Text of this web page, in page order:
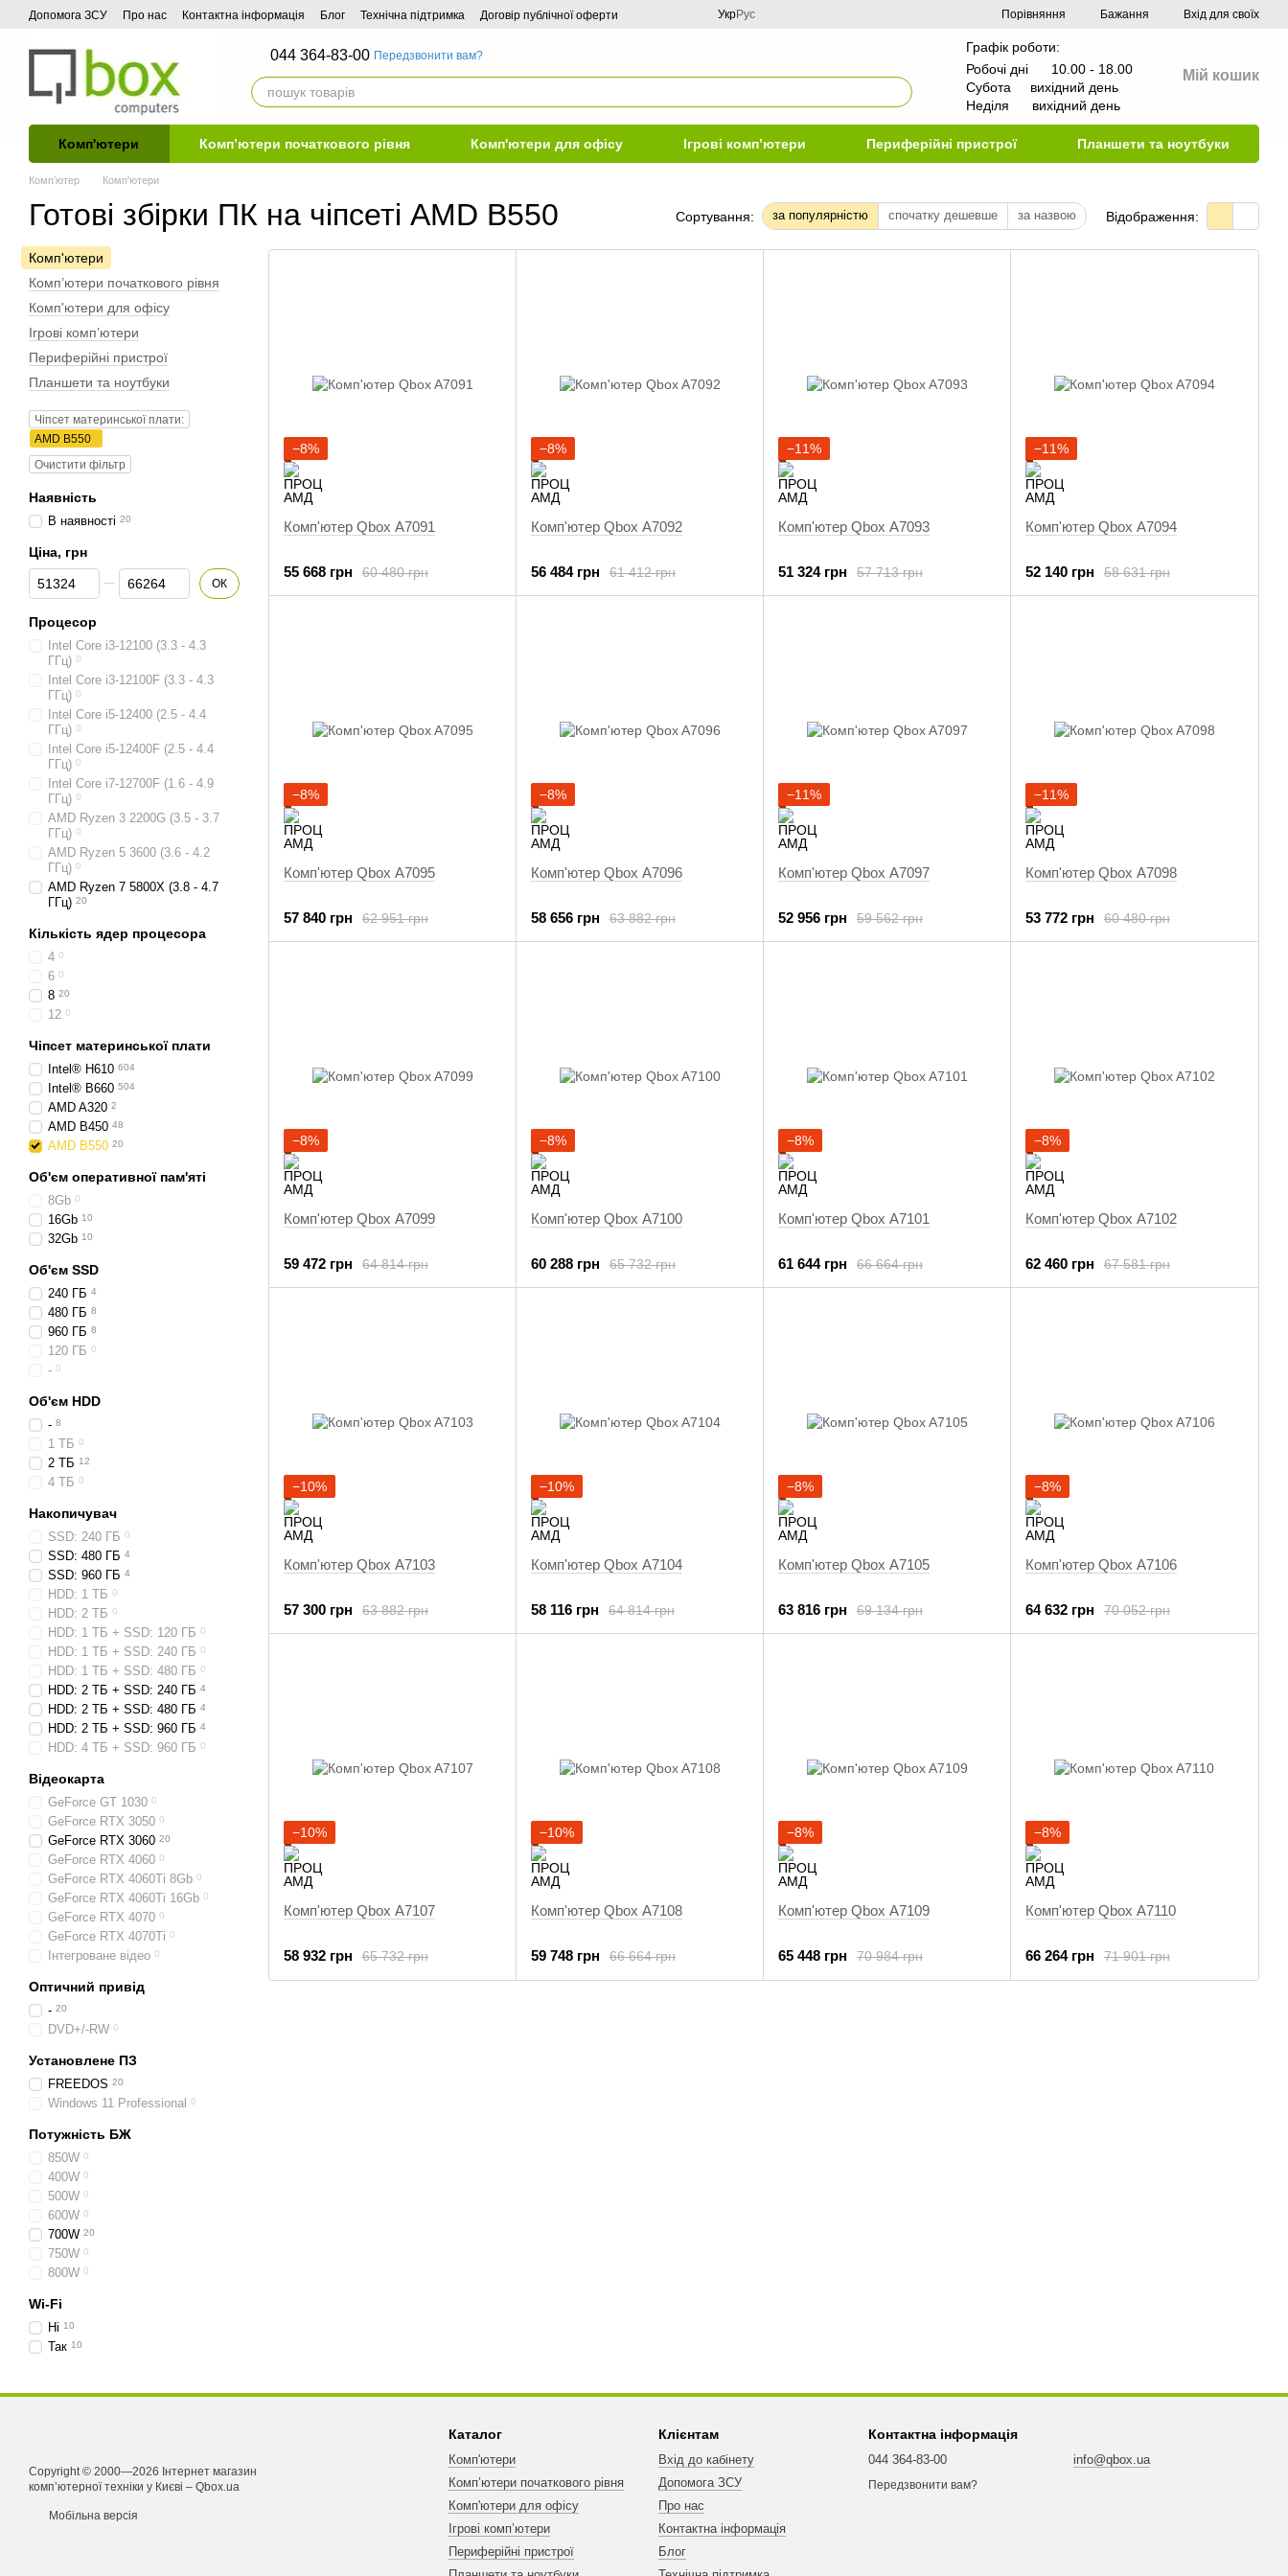
Перейти до основного контенту
Допомога ЗСУ Про нас Контактна інформація Блог Технічна підтримка Договір публічної оферти УкрРус Порівняння Бажання Вхід для своїх
044 364-83-00 Передзвонити вам?
Графік роботи:
Робочі дні 10.00 - 18.00
Субота вихідний день
Неділя вихідний день
Мій кошик
Комп'ютери Комп’ютери початкового рівня Комп'ютери для офісу Ігрові комп’ютери Периферійні пристрої Планшети та ноутбуки
Компʼютер Комп'ютери
Готові збірки ПК на чіпсеті AMD B550 Сортування: за популярністю спочатку дешевше за назвою Відображення:
−8%
Комп'ютер Qbox A7091
60 480 грн
55 668 грн
−8%
Комп'ютер Qbox A7092
61 412 грн
56 484 грн
−11%
Комп'ютер Qbox A7093
57 713 грн
51 324 грн
−11%
Комп'ютер Qbox A7094
58 631 грн
52 140 грн
−8%
Комп'ютер Qbox A7095
62 951 грн
57 840 грн
−8%
Комп'ютер Qbox A7096
63 882 грн
58 656 грн
−11%
Комп'ютер Qbox A7097
59 562 грн
52 956 грн
−11%
Комп'ютер Qbox A7098
60 480 грн
53 772 грн
−8%
Комп'ютер Qbox A7099
64 814 грн
59 472 грн
−8%
Комп'ютер Qbox A7100
65 732 грн
60 288 грн
−8%
Комп'ютер Qbox A7101
66 664 грн
61 644 грн
−8%
Комп'ютер Qbox A7102
67 581 грн
62 460 грн
−10%
Комп'ютер Qbox A7103
63 882 грн
57 300 грн
−10%
Комп'ютер Qbox A7104
64 814 грн
58 116 грн
−8%
Комп'ютер Qbox A7105
69 134 грн
63 816 грн
−8%
Комп'ютер Qbox A7106
70 052 грн
64 632 грн
−10%
Комп'ютер Qbox A7107
65 732 грн
58 932 грн
−10%
Комп'ютер Qbox A7108
66 664 грн
59 748 грн
−8%
Комп'ютер Qbox A7109
70 984 грн
65 448 грн
−8%
Комп'ютер Qbox A7110
71 901 грн
66 264 грн
Комп'ютери
Комп’ютери початкового рівня
Комп'ютери для офісу
Ігрові комп’ютери
Периферійні пристрої
Планшети та ноутбуки
Чіпсет материнської плати:
AMD B550
Очистити фільтр
Наявність
В наявності 20
Ціна, грн
Від Ціна, грн
До Ціна, грн ОК
Процесор
Intel Core i3-12100 (3.3 - 4.3
ГГц) 0
Intel Core i3-12100F (3.3 - 4.3
ГГц) 0
Intel Core i5-12400 (2.5 - 4.4
ГГц) 0
Intel Core i5-12400F (2.5 - 4.4
ГГц) 0
Intel Core i7-12700F (1.6 - 4.9
ГГц) 0
AMD Ryzen 3 2200G (3.5 - 3.7
ГГц) 0
AMD Ryzen 5 3600 (3.6 - 4.2
ГГц) 0
AMD Ryzen 7 5800X (3.8 - 4.7
ГГц) 20
Кількість ядер процесора
4 0
6 0
8 20
12 0
Чіпсет материнської плати
Intel® H610 604
Intel® B660 504
AMD A320 2
AMD B450 48
AMD B550 20
Об'єм оперативної пам'яті
8Gb 0
16Gb 10
32Gb 10
Об'єм SSD
240 ГБ 4
480 ГБ 8
960 ГБ 8
120 ГБ 0
- 0
Об'єм HDD
- 8
1 ТБ 0
2 ТБ 12
4 ТБ 0
Накопичувач
SSD: 240 ГБ 0
SSD: 480 ГБ 4
SSD: 960 ГБ 4
HDD: 1 ТБ 0
HDD: 2 ТБ 0
HDD: 1 ТБ + SSD: 120 ГБ 0
HDD: 1 ТБ + SSD: 240 ГБ 0
HDD: 1 ТБ + SSD: 480 ГБ 0
HDD: 2 ТБ + SSD: 240 ГБ 4
HDD: 2 ТБ + SSD: 480 ГБ 4
HDD: 2 ТБ + SSD: 960 ГБ 4
HDD: 4 ТБ + SSD: 960 ГБ 0
Відеокарта
GeForce GT 1030 0
GeForce RTX 3050 0
GeForce RTX 3060 20
GeForce RTX 4060 0
GeForce RTX 4060Ti 8Gb 0
GeForce RTX 4060Ti 16Gb 0
GeForce RTX 4070 0
GeForce RTX 4070Ti 0
Інтегроване відео 0
Оптичний привід
- 20
DVD+/-RW 0
Установлене ПЗ
FREEDOS 20
Windows 11 Professional 0
Потужність БЖ
850W 0
400W 0
500W 0
600W 0
700W 20
750W 0
800W 0
Wi-Fi
Ні 10
Так 10
Copyright © 2000—2026 Інтернет магазин
комп’ютерної техніки у Києві – Qbox.ua
Мобільна версія
Каталог
Комп'ютери
Комп’ютери початкового рівня
Комп'ютери для офісу
Ігрові комп’ютери
Периферійні пристрої
Клієнтам
Вхід до кабінету
Допомога ЗСУ
Про нас
Контактна інформація
Блог
Контактна інформація
044 364-83-00
Передзвонити вам?
info@qbox.ua